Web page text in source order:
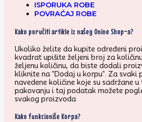
ISPORUKA ROBE
POVRAĆAJ ROBE
Kako poručiti artikle iz našeg Onine Shop-a?
Ukoliko želite da kupite određeni
kvadrat upišite željeni broj za
željenu količinu, da biste dodali
kliknite na "Dodaj u korpu". Za svaki
navedene količine koje su sadržane
pakovanju i taj podatak možete
svakog proizvoda
Kako funkcioniše Korpa?